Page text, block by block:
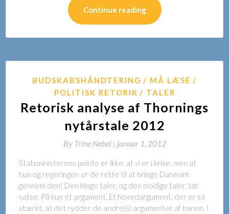
Continue reading
BUDSKABSHÅNDTERING
MÅ LÆSE
POLITISK RETORIK
TALER
Retorisk analyse af Thornings
nytårstale 2012
By Trine Nebel | januar 1, 2012
Statsministerens pointe er ikke, at vi er i krise, men at
hun og regeringen er de rette til at bringe Danmark
gennem den! Den kloge taler, og den modige taler, tør
satse. På kun ét argument. Et hovedargument, der er så
stærkt, at det rydder de andre(s) argumenter af banen. I